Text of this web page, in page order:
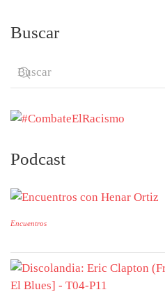
Buscar
Podcast
Encuentros